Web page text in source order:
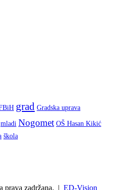
grad Gradska uprava
mladi Nogomet OŠ Hasan Kikić
škola
prava zadržana. | ED-Vision